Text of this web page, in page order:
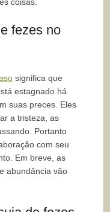
fezes no
significa que
estagnado há
suas preces. Eles
a tristeza, as
Portanto
com seu
Em breve, as
abundância vão